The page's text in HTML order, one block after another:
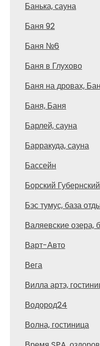
Банька, сауна
Баня 92
Баня №6
Баня в Глухово
Баня на дровах,
Баня, Баня
Барлей, сауна
Барракуда, сауна
Бассейн
Борский
Бэс тумус, база
Валяевские озера,
Варт-Авто
Вега
Вилла артэ,
Водород24
Волна, гостиница